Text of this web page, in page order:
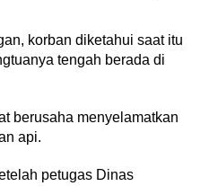
korban diketahui saat itu
tengah berada di
berusaha menyelamatkan
api.
petugas Dinas